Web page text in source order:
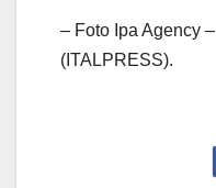
– Foto Ipa Agency –
(ITALPRESS).